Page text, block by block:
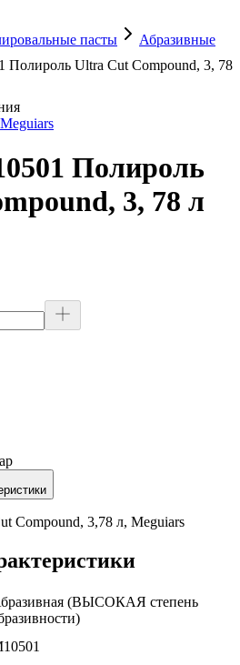
пасты
Абразивные
Полироль Ultra Cut Compound, 3, 78
Meguiars
Полироль
3, 78 л
Compound, 3,78 л, Meguiars
(ВЫСОКАЯ степень